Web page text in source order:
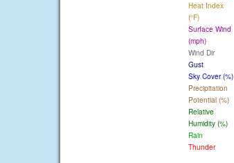
Heat Index
(°F)
Surface Wind
(mph)
Wind Dir
Gust
Sky Cover (%)
Precipitation
Potential (%)
Relative
Humidity (%)
Rain
Thunder